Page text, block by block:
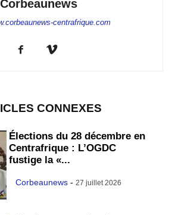
Corbeaunews
centrafrique.com
CONNEXES
Élections du 28 décembre en
Centrafrique : L’OGDC
fustige la «...
Corbeaunews - 27 juillet 2026